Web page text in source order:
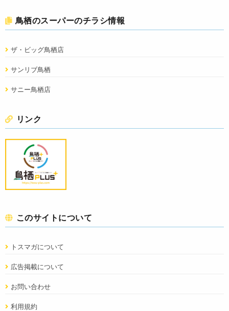
鳥栖のスーパーのチラシ情報
ザ・ビッグ鳥栖店
サンリブ鳥栖
サニー鳥栖店
リンク
このサイトについて
トスマガについて
広告掲載について
お問い合わせ
利用規約